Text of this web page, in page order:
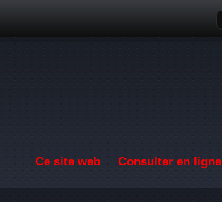
Ce site web Consulter en ligne